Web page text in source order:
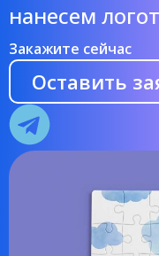
нанесем
Закажите сейчас
Оставить